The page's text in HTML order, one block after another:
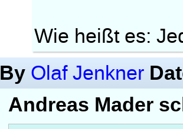
Wie heißt es:
By Olaf Jenkner
Andreas Mader